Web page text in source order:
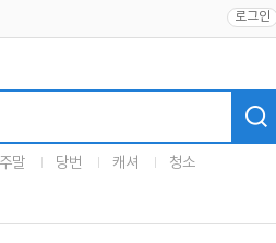
로그인
주말 당번 캐셔 청소